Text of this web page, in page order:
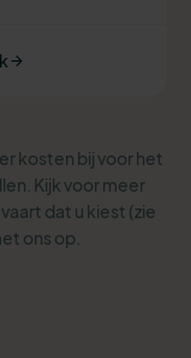
kosten bij voor het
Kijk voor meer
dat u kiest (zie
ons op.